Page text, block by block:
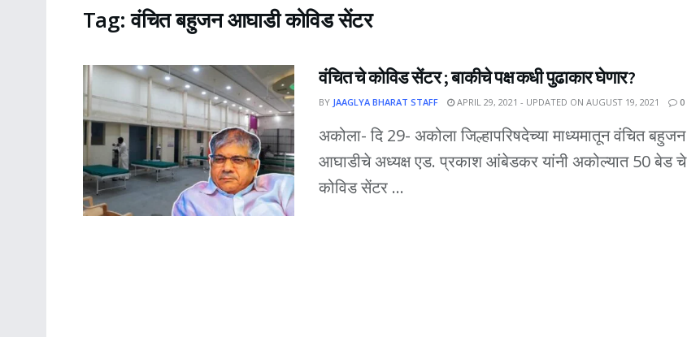
Tag:वंचित बहुजन आघाडी कोविड सेंटर
वंचित चे कोविड सेंटर ; बाकीचे पक्ष कधी पुढाकार घेणार?
BY JAAGLYA BHARAT STAFF APRIL 29, 2021 - UPDATED ON AUGUST 19, 2021 0
अकोला- दि 29- अकोला जिल्हापरिषदेच्या माध्यमातून वंचित बहुजन
आघाडीचे अध्यक्ष एड. प्रकाश आंबेडकर यांनी अकोल्यात 50 बेड चे
कोविड सेंटर ...